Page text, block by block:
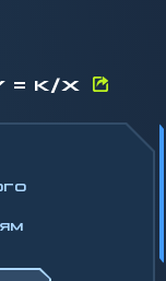
= K/X